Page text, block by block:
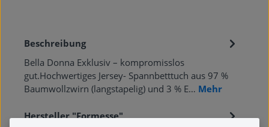
Beschreibung
Bella Donna Exklusiv – kompromisslos
gut.Hochwertiges Jersey- Spannbetttuch aus 97 %
Baumwollzwirn (langstapelig) und 3 % E… Mehr
Hersteller "Formesse"